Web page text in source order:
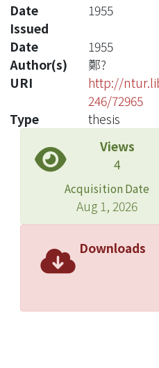
Date
Issued
1955
Date
1955
Author(s)
鄭?
URI
http://
246/72965
Type
thesis
Views
4
Acquisition Date
Aug 1, 2026
Downloads